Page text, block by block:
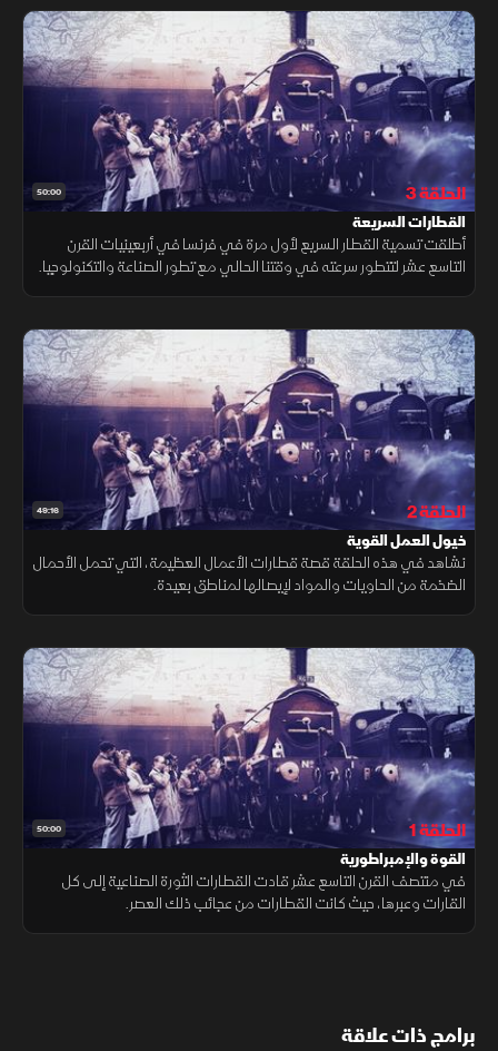
50:00 الحلقة 3
القطارات السريعة
أطلقت تسمية القطار السريع لأول مرة في فرنسا في أربعينيات القرن
التاسع عشر لتتطور سرعته في وقتنا الحالي مع تطور الصناعة والتكنولوجيا.
49:16 الحلقة 2
خيول العمل القوية
نشاهد في هذه الحلقة قصة قطارات الأعمال العظيمة، التي تحمل الأحمال
الضخمة من الحاويات والمواد لإيصالها لمناطق بعيدة.
50:00 الحلقة 1
القوة والإمبراطورية
في منتصف القرن التاسع عشر قادت القطارات الثورة الصناعية إلى كل
القارات وعبرها، حيث كانت القطارات من عجائب ذلك العصر.
برامج ذات علاقة